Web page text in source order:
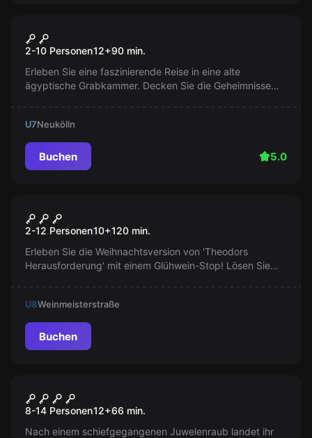
Populär
Tutanchamuns Grab
2-10 Personen12+90 min.
Erleben Sie eine faszinierende Reise in eine alte
ägyptische Grabkammer. Decken Sie die Geheimnisse
U7Neukölln
Buchen 5.0
Populär
Theodors Herausforderung –
mit Glühwein-Stop
2-12 Personen10+120 min.
Erleben Sie die Weihnachtsversion von 'Theodors
Herausforderung' mit einem Glühwein-Stop! Lösen Sie
Sightseeing.
U8Weinmeisterstraße
Buchen
Prison Island Battle Mode
8-14 Personen12+66 min.
Nach einem schiefgegangenen Juwelenraub landet ihr